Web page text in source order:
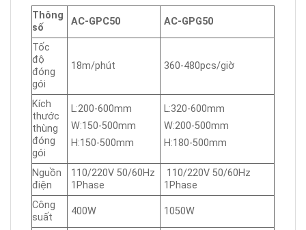
Thông
số
AC-GPC50 AC-GPG50
Tốc
độ
đóng
gói
18m/phút 360-480pcs/giờ
Kích
thước
thùng
đóng
gói
L:200-600mm
W:150-500mm
H:150-500mm
L:320-600mm
W:200-500mm
H:180-500mm
Nguồn
điện
110/220V 50/60Hz
1Phase
110/220V 50/60Hz
1Phase
Công
suất
400W 1050W